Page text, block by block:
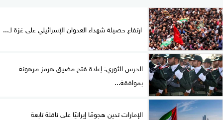
ارتفاع حصيلة شهداء العدوان الإسرائيلي على غزة لـ...
الحرس الثوري: إعادة فتح مضيق هرمز مرهونة
بموافقة...
الإمارات تدين هجومًا إيرانيًا على ناقلة تابعة